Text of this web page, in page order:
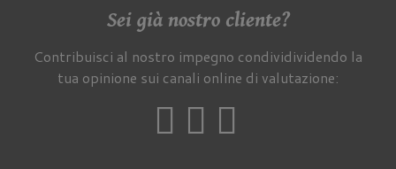
Sei già nostro cliente?
Contribuisci al nostro impegno condividividendo la
tua opinione sui canali online di valutazione: